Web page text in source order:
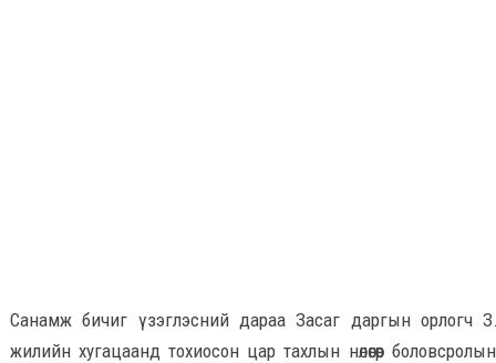
Санамж бичиг үзэглэсний дараа Засаг даргын орлогч
жилийн хугацаанд тохиосон цар тахлын нөлөөгөөр